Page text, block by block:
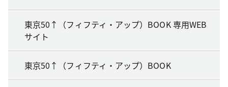
東京50↑（フィフティ・アップ）BOOK 専用WEB
サイト
東京50↑（フィフティ・アップ）BOOK